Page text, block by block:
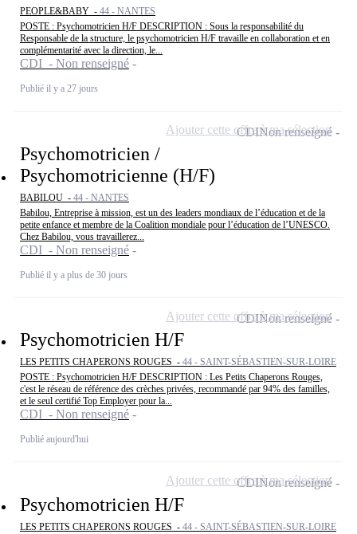
PEOPLE&BABY - 44 - NANTES
POSTE : Psychomotricien H/F DESCRIPTION : Sous la responsabilité du
Responsable de la structure, le psychomotricien H/F travaille en collaboration et en
complémentarité avec la direction, le...
CDI - Non renseigné
Publié il y a 27 jours
Psychomotricien /
Psychomotricienne (H/F)
BABILOU - 44 - NANTES
Babilou, Entreprise à mission, est un des leaders mondiaux de l’éducation et de la
petite enfance et membre de la Coalition mondiale pour l’éducation de l’UNESCO.
Chez Babilou, vous travaillerez...
CDI - Non renseigné
Publié il y a plus de 30 jours
CDINon renseigné
Ajouter cette offre à ma sélection
Psychomotricien H/F
LES PETITS CHAPERONS ROUGES - 44 - SAINT-SÉBASTIEN-SUR-LOIRE
POSTE : Psychomotricien H/F DESCRIPTION : Les Petits Chaperons Rouges,
c'est le réseau de référence des crèches privées, recommandé par 94% des familles,
et le seul certifié Top Employer pour la...
CDI - Non renseigné
Publié aujourd'hui
CDINon renseigné
Ajouter cette offre à ma sélection
Psychomotricien H/F
LES PETITS CHAPERONS ROUGES - 44 - SAINT-SÉBASTIEN-SUR-LOIRE
CDINon renseigné
Ajouter cette offre à ma sélection